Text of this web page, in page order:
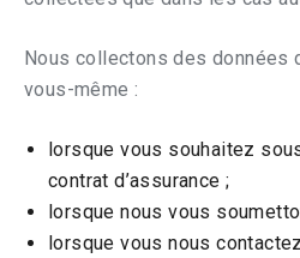
Nous collectons des données
vous-même :
lorsque vous souhaitez
contrat d’assurance ;
lorsque nous vous
lorsque vous nous